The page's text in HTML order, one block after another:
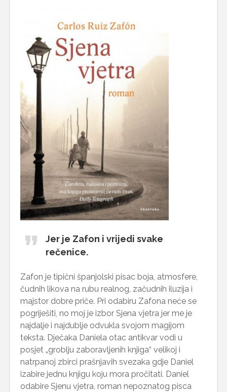
Jer je Zafon i vrijedi svake
rečenice.
Zafon je tipični španjolski pisac boja, atmosfere,
čudnih likova na rubu realnog, začudnih iluzija i
majstor dobre priče. Pri odabiru Zafona neće se
pogriješiti, no moj je izbor Sjena vjetra jer me je
najdalje i najdublje odvukla svojom magijom
teksta. Dječaka Daniela otac antikvar vodi u
posjet „groblju zaboravljenih knjiga“ velikoj i
natrpanoj zbirci prašnjavih svezaka gdje Daniel
izabire jednu knjigu koju mora pročitati. Daniel
odabire Sjenu vjetra, roman nepoznatog pisca